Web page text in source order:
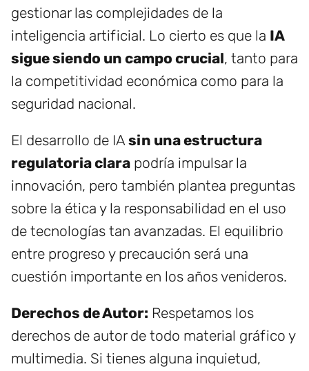
gestionar las complejidades de la
inteligencia artificial. Lo cierto es que la IA
sigue siendo un campo crucial, tanto para
la competitividad económica como para la
seguridad nacional.
El desarrollo de IA sin una estructura
regulatoria clara podría impulsar la
innovación, pero también plantea preguntas
sobre la ética y la responsabilidad en el uso
de tecnologías tan avanzadas. El equilibrio
entre progreso y precaución será una
cuestión importante en los años venideros.
Derechos de Autor: Respetamos los
derechos de autor de todo material gráfico y
multimedia. Si tienes alguna inquietud,